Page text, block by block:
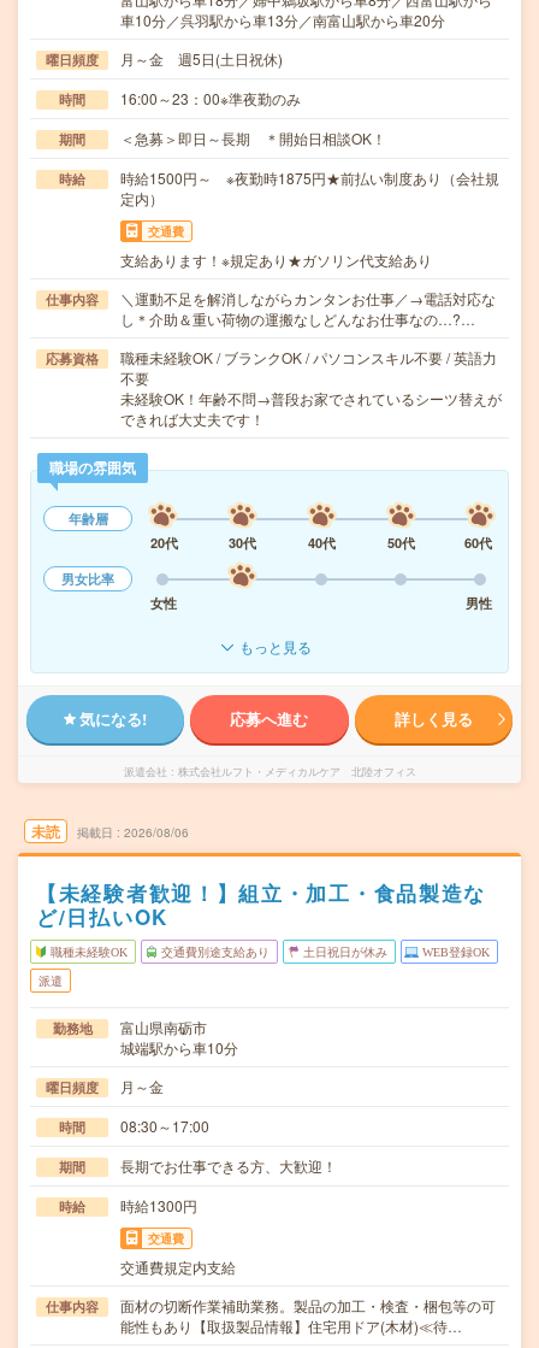
車10分／呉羽駅から車13分／南富山駅から車20分
曜日頻度 月～金 週5日(土日祝休)
時間 16:00～23：00※準夜勤のみ
期間 ＜急募＞即日～長期 ＊開始日相談OK！
時給
時給1500円～ ※夜勤時1875円★前払い制度あり（会社規
定内）
交通費
支給あります！※規定あり★ガソリン代支給あり
仕事内容
＼運動不足を解消しながらカンタンお仕事／→電話対応な
し＊介助＆重い荷物の運搬なしどんなお仕事なの…?…
応募資格
職種未経験OK / ブランクOK / パソコンスキル不要 / 英語力
不要
未経験OK！年齢不問→普段お家でされているシーツ替えが
できれば大丈夫です！
職場の雰囲気
年齢層
20代
30代 40代 50代
60代
男女比率
女性
男性
もっと見る
気になる! 応募へ進む 詳しく見る
派遣会社 株式会社ルフト・メディカルケア 北陸オフィス
未読 掲載日 2026/08/06
【未経験者歓迎！】組立・加工・食品製造な
ど/日払いOK
職種未経験OK 交通費別途支給あり 土日祝日が休み WEB登録OK
派遣
勤務地
富山県南砺市
城端駅から車10分
曜日頻度 月～金
時間 08:30～17:00
期間 長期でお仕事できる方、大歓迎！
時給 時給1300円
交通費
交通費規定内支給
仕事内容
面材の切断作業補助業務。製品の加工・検査・梱包等の可
能性もあり【取扱製品情報】住宅用ドア(木材)≪待…